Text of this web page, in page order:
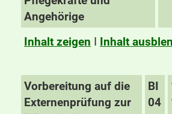
Angehörige
Inhalt zeigen I Inhalt
Vorbereitung auf die
Externenprüfung zur
BI
04